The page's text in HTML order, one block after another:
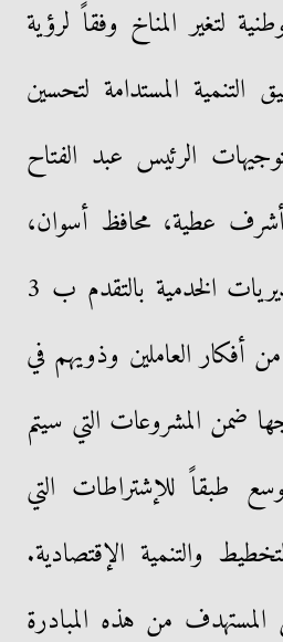
لتغير المناخ وفقاً لرؤية
وتحقيق التنمية المستدامة لتحسين
الرئيس عبد الفتاح
عطية، محافظ أسوان،
أنه كلف مسئولي المديريات الخدمية بالتقدم ب 3
أفكار العاملين وذويهم في
ضمن المشروعات التي سيتم
طبقاً للإشتراطات التي
والتنمية الإقتصادية.
المستهدف من هذه المبادرة